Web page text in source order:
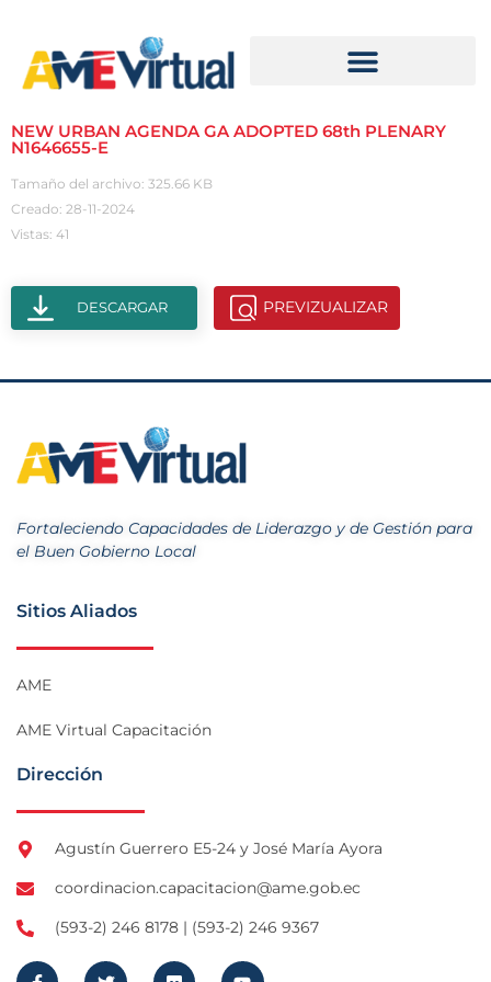
NEW URBAN AGENDA GA ADOPTED 68th PLENARY
N1646655-E
Tamaño del archivo: 325.66 KB
Creado: 28-11-2024
Vistas: 41
DESCARGAR PREVIZUALIZAR
Fortaleciendo Capacidades de Liderazgo y de Gestión para
el Buen Gobierno Local
Sitios Aliados
AME
AME Virtual Capacitación
Dirección
Agustín Guerrero E5-24 y José María Ayora
coordinacion.capacitacion@ame.gob.ec
(593-2) 246 8178 | (593-2) 246 9367